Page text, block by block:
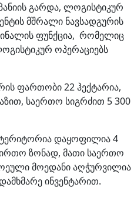
გარდა, ლოგისტიკურ
მშრალი ნავსადგურის
ფუნქცია, რომელიც
ოპერაციებს
ფართობი 22 ჰექტარია,
საერთო სიგრძით 5 300
დაყოფილია 4
ზონად, მათი საერთო
მოედანი აღჭურვილია
ინვენტარით.